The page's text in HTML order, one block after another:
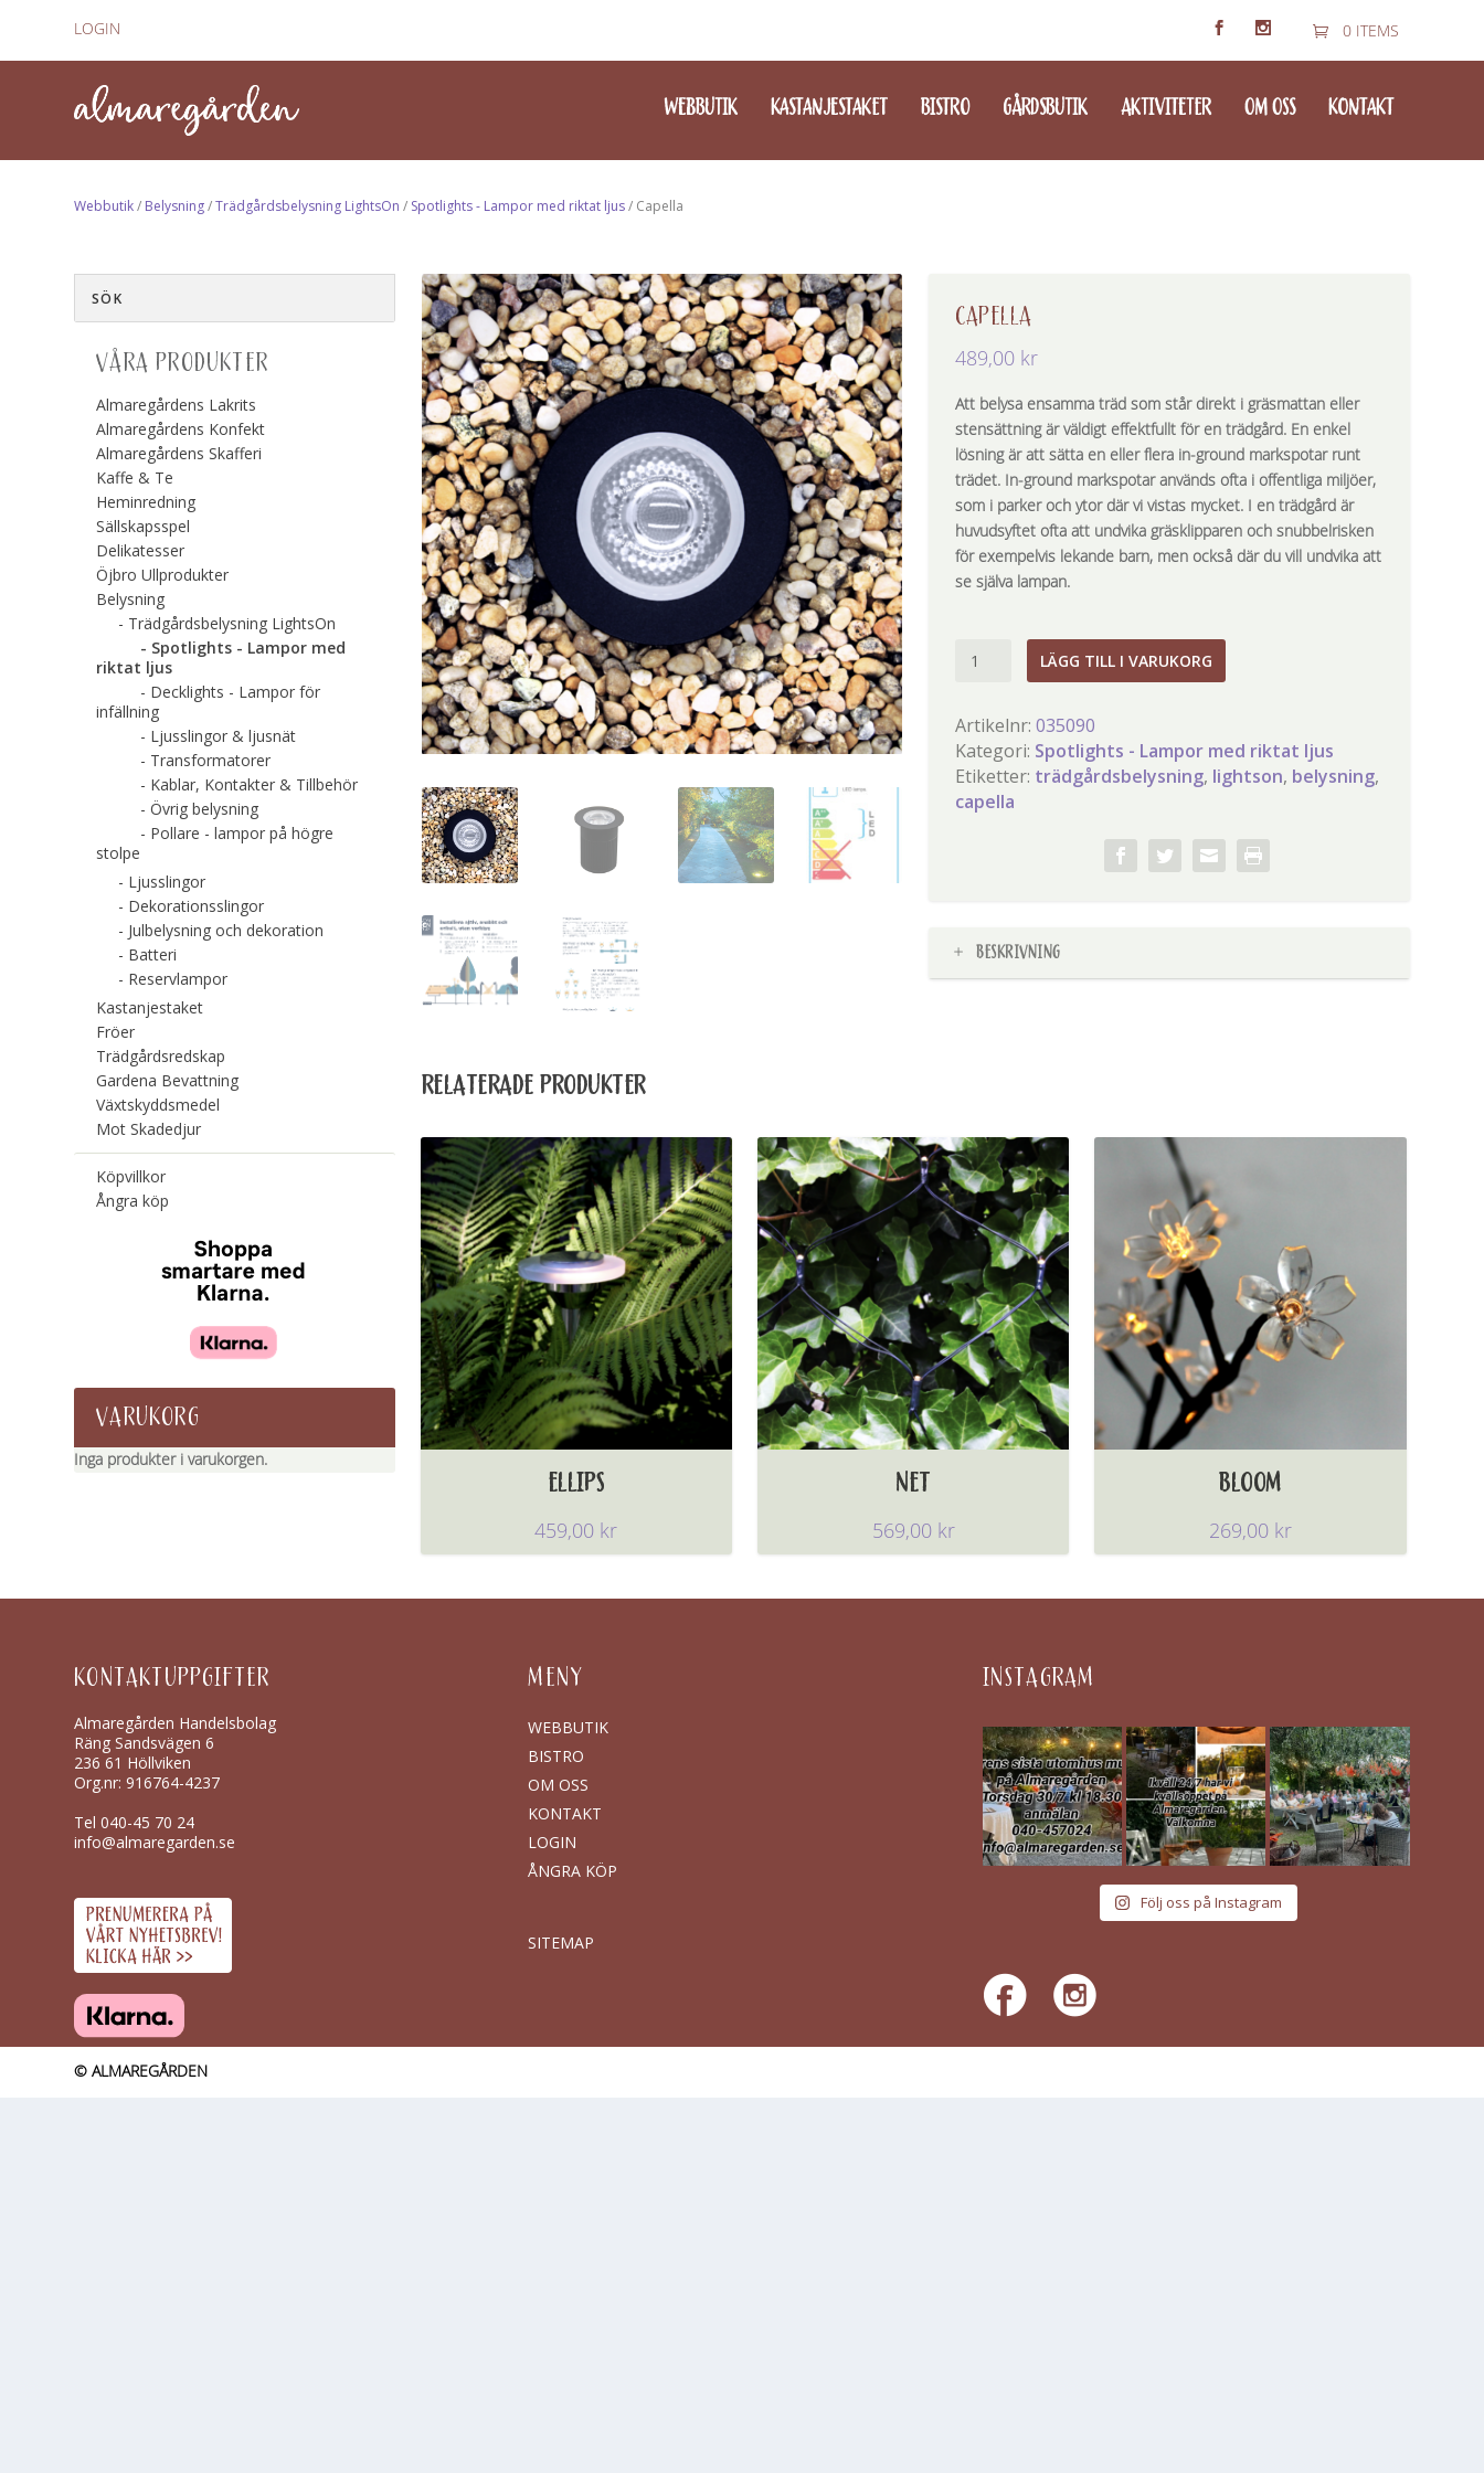
LOGIN 0 ITEMS
WEBBUTIK KASTANJESTAKET BISTRO GÅRDSBUTIK AKTIVITETER OM OSS KONTAKT
Webbutik/ Belysning/Trädgårdsbelysning LightsOn / Spotlights - Lampor med riktat ljus/ Capella
CAPELLA
489,00 kr
Att belysa ensamma träd som står direkt i gräsmattan eller
stensättning är väldigt effektfullt för en trädgård. En enkel
lösning är att sätta en eller flera in-ground markspotar runt
trädet. In-ground markspotar används ofta i offentliga miljöer,
som i parker och ytor där vi vistas mycket. I en trädgård är
huvudsyftet ofta att undvika gräsklipparen och snubbelrisken
för exempelvis lekande barn, men också där du vill undvika att
se själva lampan.
Capella
LÄGG TILL I VARUKORG
Artikelnr:035090
Kategori: Spotlights - Lampor med riktat ljus
Etiketter: trädgårdsbelysning, lightson, belysning,
capella
BESKRIVNING
RELATERADE PRODUKTER
ELLIPS
459,00 kr
NET
569,00 kr
BLOOM
269,00 kr
VÅRA PRODUKTER
Almaregårdens Lakrits
Almaregårdens Konfekt
Almaregårdens Skafferi
Kaffe & Te
Heminredning
Sällskapsspel
Delikatesser
Öjbro Ullprodukter
Belysning
Trädgårdsbelysning LightsOn
Spotlights - Lampor med
riktat ljus
Decklights - Lampor för
infällning
Ljusslingor & ljusnät
Transformatorer
Kablar, Kontakter & Tillbehör
Övrig belysning
Pollare - lampor på högre
stolpe
Ljusslingor
Dekorationsslingor
Julbelysning och dekoration
Batteri
Reservlampor
Kastanjestaket
Fröer
Trädgårdsredskap
Gardena Bevattning
Växtskyddsmedel
Mot Skadedjur
Köpvillkor
Ångra köp
VARUKORG
Inga produkter i varukorgen.
KONTAKTUPPGIFTER
Almaregården Handelsbolag
Räng Sandsvägen 6
236 61 Höllviken
Org.nr: 916764-4237
Tel040-45 70 24
info@almaregarden.se
MENY
WEBBUTIK
BISTRO
OM OSS
KONTAKT
LOGIN
ÅNGRA KÖP
SITEMAP
INSTAGRAM
Följ oss på Instagram
© ALMAREGÅRDEN